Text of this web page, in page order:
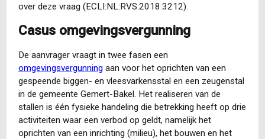
over deze vraag (ECLI:NL:RVS:2018:3212).
Casus omgevingsvergunning
De aanvrager vraagt in twee fasen een
omgevingsvergunningaan voor het oprichten van een
gespeende biggen- en vleesvarkensstal en een zeugenstal
in de gemeente Gemert-Bakel. Het realiseren van de
stallen is één fysieke handeling die betrekking heeft op drie
activiteiten waar een verbod op geldt, namelijk het
oprichten van een inrichting (milieu), het bouwen en het